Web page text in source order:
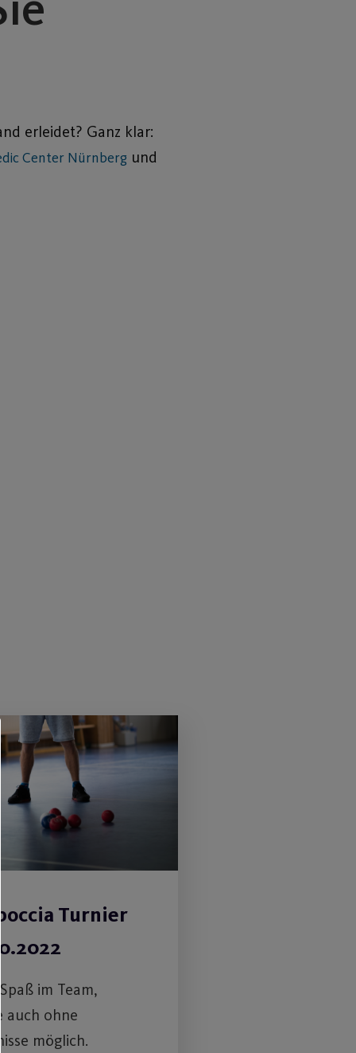
erleidet? Ganz klar:
Center Nürnberg und
Turnier
im Team,
auch ohne
möglich.